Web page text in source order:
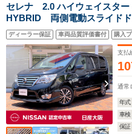
セレナ 2.0 ハイウェイスター
HYBRID 両側電動スライド
ジェンシーブレーキ 踏み間
ルーズコントロール ドライ
ビューモニター LEDヘッ
ディーラー保証 車両品質評価書付 購入
支払
通常
年式
車検
保証